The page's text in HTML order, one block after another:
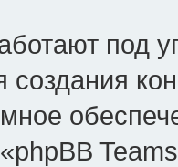
под
создания